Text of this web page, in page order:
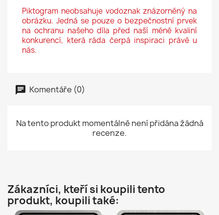
Piktogram neobsahuje vodoznak znázorněný na
obrázku. Jedná se pouze o bezpečnostní prvek
na ochranu našeho díla před naší méně kvaliní
konkurencí, která ráda čerpá inspiraci právě u
nás.
Komentáře (0)
Na tento produkt momentálně není přidána žádná
recenze.
Zákazníci, kteří si koupili tento
produkt, koupili také: